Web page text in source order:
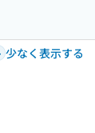
少なく表示する